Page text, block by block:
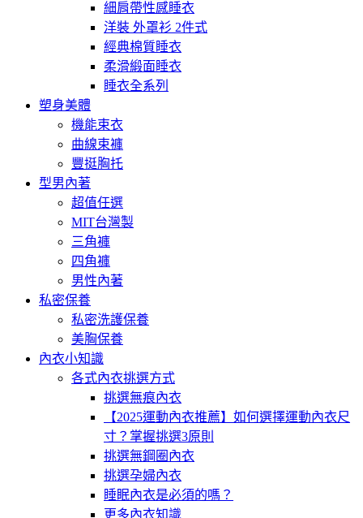
細肩帶性感睡衣
洋裝 外罩衫 2件式
經典棉質睡衣
柔滑緞面睡衣
睡衣全系列
塑身美體
機能束衣
曲線束褲
豐挺胸托
型男內著
超值任選
MIT台灣製
三角褲
四角褲
男性內著
私密保養
私密洗護保養
美胸保養
內衣小知識
各式內衣挑選方式
挑選無痕內衣
【2025運動內衣推薦】如何選擇運動內衣尺
寸？掌握挑選3原則
挑選無鋼圈內衣
挑選孕婦內衣
睡眠內衣是必須的嗎？
更多內衣知識